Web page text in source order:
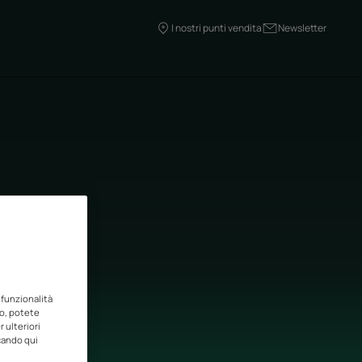
I nostri punti vendita Newsletter
funzionalità
potete
ulteriori
qui